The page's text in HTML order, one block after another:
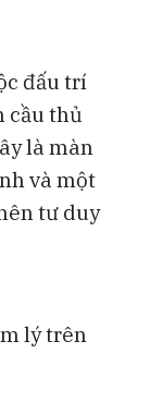
đấu trí
cầu thủ
là màn
và một
tư duy
lý trên
lý đến đâu?
Furman